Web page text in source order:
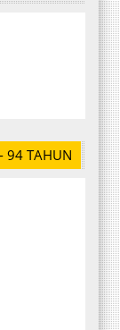
94 TAHUN